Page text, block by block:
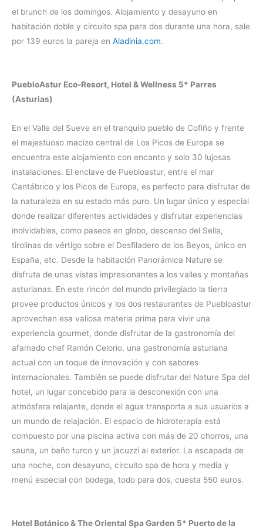
el brunch de los domingos. Alojamiento y desayuno en
habitación doble y circuito spa para dos durante una hora, sale
por 139 euros la pareja en Aladinia.com.
PuebloAstur Eco-Resort, Hotel & Wellness 5* Parres
(Asturias)
En el Valle del Sueve en el tranquilo pueblo de Cofiño y frente
el majestuoso macizo central de Los Picos de Europa se
encuentra este alojamiento con encanto y solo 30 lujosas
instalaciones. El enclave de Puebloastur, entre el mar
Cantábrico y los Picos de Europa, es perfecto para disfrutar de
la naturaleza en su estado más puro. Un lugar único y especial
donde realizar diferentes actividades y disfrutar experiencias
inolvidables, como paseos en globo, descenso del Sella,
tirolinas de vértigo sobre el Desfiladero de los Beyos, único en
España, etc. Desde la habitación Panorámica Nature se
disfruta de unas vistas impresionantes a los valles y montañas
asturianas. En este rincón del mundo privilegiado la tierra
provee productos únicos y los dos restaurantes de Puebloastur
aprovechan esa valiosa materia prima para vivir una
experiencia gourmet, donde disfrutar de la gastronomía del
afamado chef Ramón Celorio, una gastronomía asturiana
actual con un toque de innovación y con sabores
internacionales. También se puede disfrutar del Nature Spa del
hotel, un lugar concebido para la desconexión con una
atmósfera relajante, donde el agua transporta a sus usuarios a
un mundo de relajación. El espacio de hidroterapia está
compuesto por una piscina activa con más de 20 chorros, una
sauna, un baño turco y un jacuzzi al exterior. La escapada de
una noche, con desayuno, circuito spa de hora y media y
menú especial con bodega, todo para dos, cuesta 550 euros.
Hotel Botánico & The Oriental Spa Garden 5* Puerto de la